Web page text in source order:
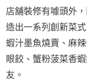
店舖裝修有噱頭外
造出一系列創新菜
蝦汁墨魚燒賣、麻
眼餃、蟹粉菠菜香
友。